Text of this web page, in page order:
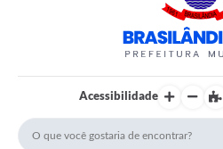
Acessibilidade